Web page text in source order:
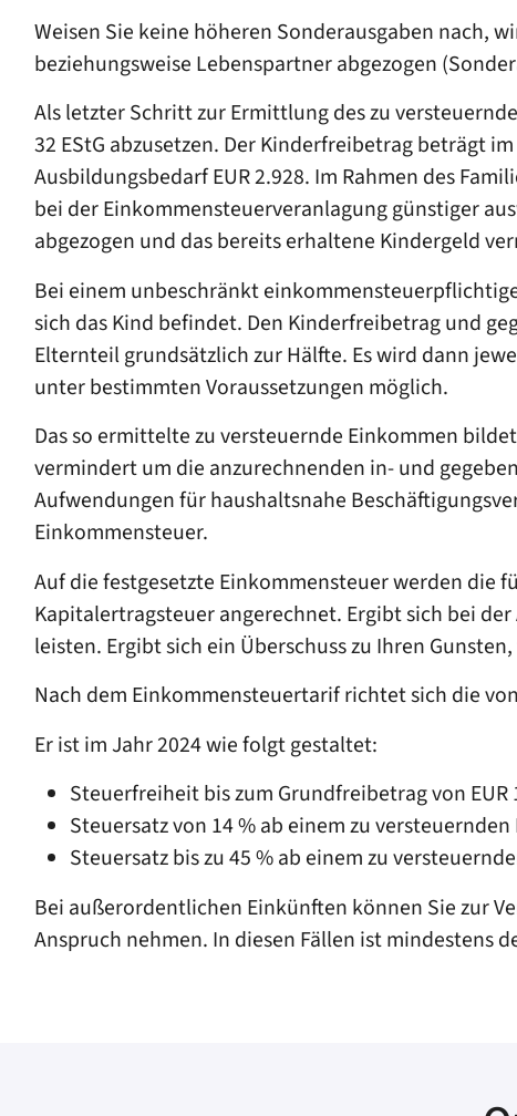
Weisen Sie keine höheren Sonderausgaben nach,
beziehungsweise Lebenspartner abgezogen
Als letzter Schritt zur Ermittlung des zu
32 EStG abzusetzen. Der Kinderfreibetrag beträgt
Ausbildungsbedarf EUR 2.928. Im Rahmen des
bei der Einkommensteuerveranlagung günstiger
abgezogen und das bereits erhaltene Kindergeld
Bei einem unbeschränkt
sich das Kind befindet. Den Kinderfreibetrag und
Elternteil grundsätzlich zur Hälfte. Es wird dann
unter bestimmten Voraussetzungen möglich.
Das so ermittelte zu versteuernde Einkommen
vermindert um die anzurechnenden in- und
Aufwendungen für haushaltsnahe
Einkommensteuer.
Auf die festgesetzte Einkommensteuer werden die
Kapitalertragsteuer angerechnet. Ergibt sich bei
leisten. Ergibt sich ein Überschuss zu Ihren
Nach dem Einkommensteuertarif richtet sich die
Er ist im Jahr 2024 wie folgt gestaltet:
Steuerfreiheit bis zum Grundfreibetrag von
Steuersatz von 14 % ab einem zu
Steuersatz bis zu 45 % ab einem zu
Bei außerordentlichen Einkünften können Sie zur
Anspruch nehmen. In diesen Fällen ist mindestens